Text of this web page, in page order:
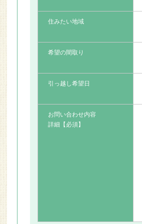
住みたい地域
希望の間取り
引っ越し希望日
お問い合わせ内容
詳細【必須】